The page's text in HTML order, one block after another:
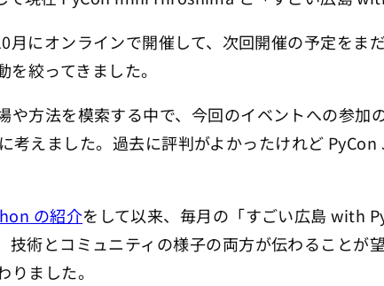
にオンラインで開催して、次回開催の予定をま
絞ってきました。
や方法を模索する中で、今回のイベントへの参
考えました。過去に評判がよかったけれど
の紹介をして以来、毎月の「すごい広島 with
技術とコミュニティの様子の両方が伝わること
ました。